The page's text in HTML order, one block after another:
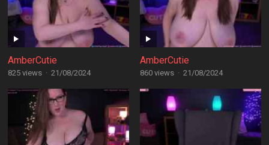
AmberCutie
825 views · 21/08/2024
AmberCutie
860 views · 21/08/2024